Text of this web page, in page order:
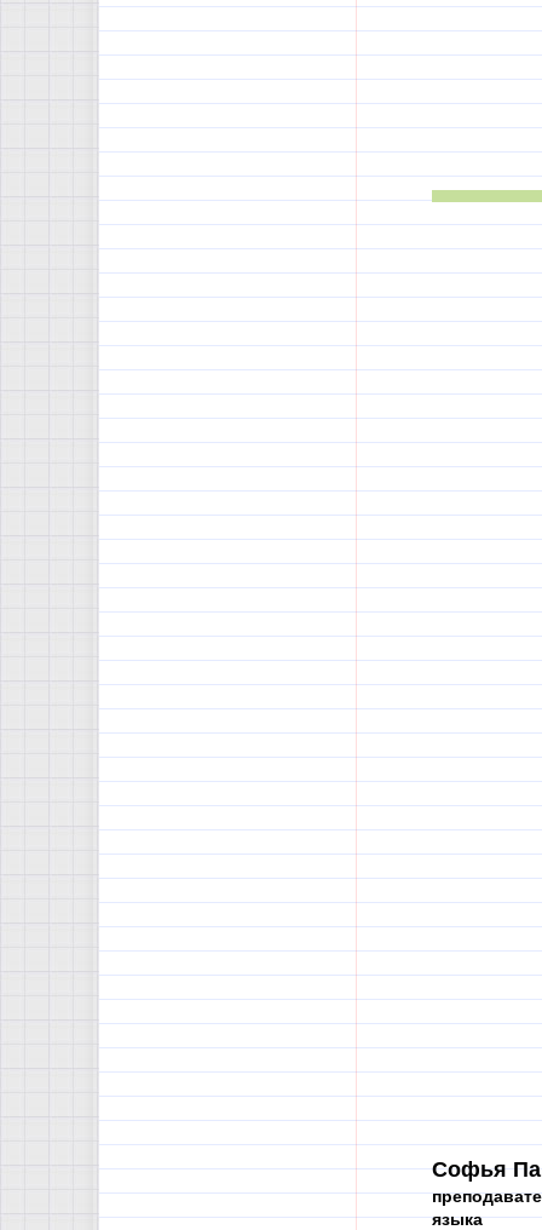
Софья
языка